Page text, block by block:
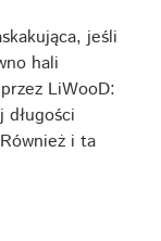
jeśli
hali
LiWooD:
długości
i ta